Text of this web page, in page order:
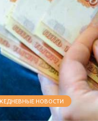
НОВОСТИ